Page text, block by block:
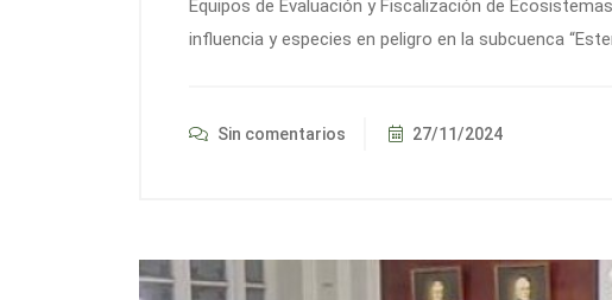
Equipos de Evaluación y Fiscalización de
influencia y especies en peligro en la subcuenca
Sin comentarios 27/11/2024